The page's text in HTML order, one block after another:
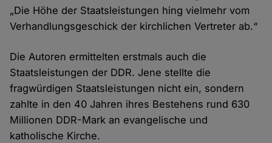
„Die Höhe der Staatsleistungen hing vielmehr vom
Verhandlungsgeschick der kirchlichen Vertreter ab.“
Die Autoren ermittelten erstmals auch die
Staatsleistungen der DDR. Jene stellte die
fragwürdigen Staatsleistungen nicht ein, sondern
zahlte in den 40 Jahren ihres Bestehens rund 630
Millionen DDR-Mark an evangelische und
katholische Kirche.